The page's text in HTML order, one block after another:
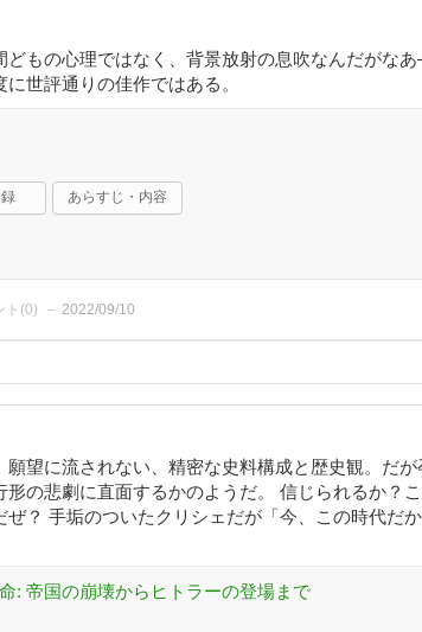
どもの心理ではなく、背景放射の息吹なんだがな
世評通りの佳作ではある。
あらすじ・内容
ト(0) 2022/09/10
望に流されない、精密な史料構成と歴史観。だが
の悲劇に直面するかのようだ。 信じられるか？こ
？ 手垢のついたクリシェだが「今、この時代だか
: 帝国の崩壊からヒトラーの登場まで